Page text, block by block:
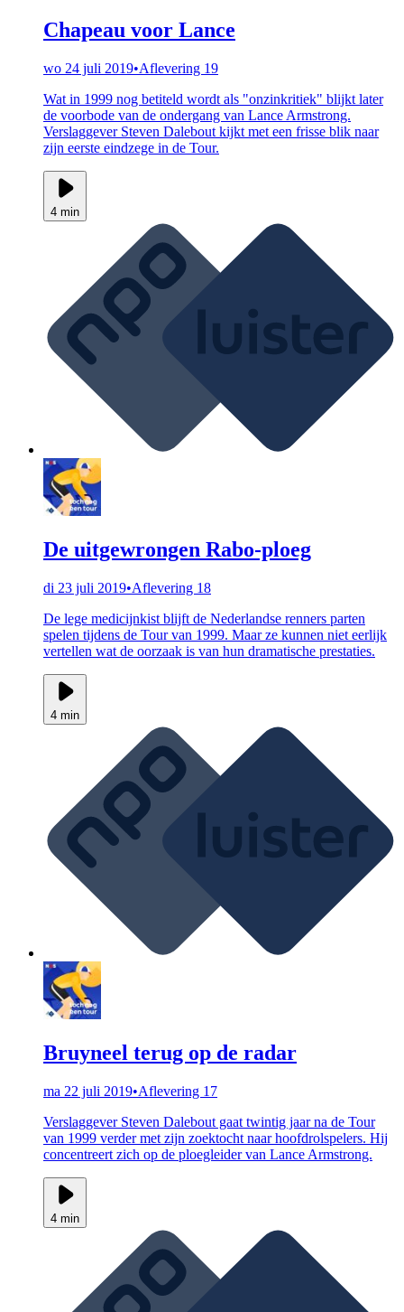
Chapeau voor Lance
wo 24 juli 2019•Aflevering 19
Wat in 1999 nog betiteld wordt als "onzinkritiek" blijkt later
de voorbode van de ondergang van Lance Armstrong.
Verslaggever Steven Dalebout kijkt met een frisse blik naar
zijn eerste eindzege in de Tour.
4 min
De uitgewrongen Rabo-ploeg
di 23 juli 2019•Aflevering 18
De lege medicijnkist blijft de Nederlandse renners parten
spelen tijdens de Tour van 1999. Maar ze kunnen niet eerlijk
vertellen wat de oorzaak is van hun dramatische prestaties.
4 min
Bruyneel terug op de radar
ma 22 juli 2019•Aflevering 17
Verslaggever Steven Dalebout gaat twintig jaar na de Tour
van 1999 verder met zijn zoektocht naar hoofdrolspelers. Hij
concentreert zich op de ploegleider van Lance Armstrong.
4 min